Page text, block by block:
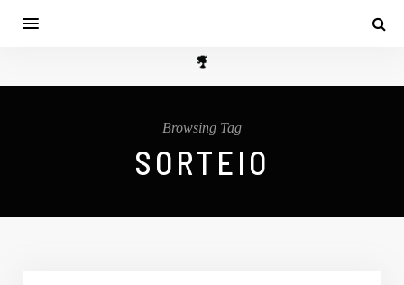
Browsing Tag
SORTEIO